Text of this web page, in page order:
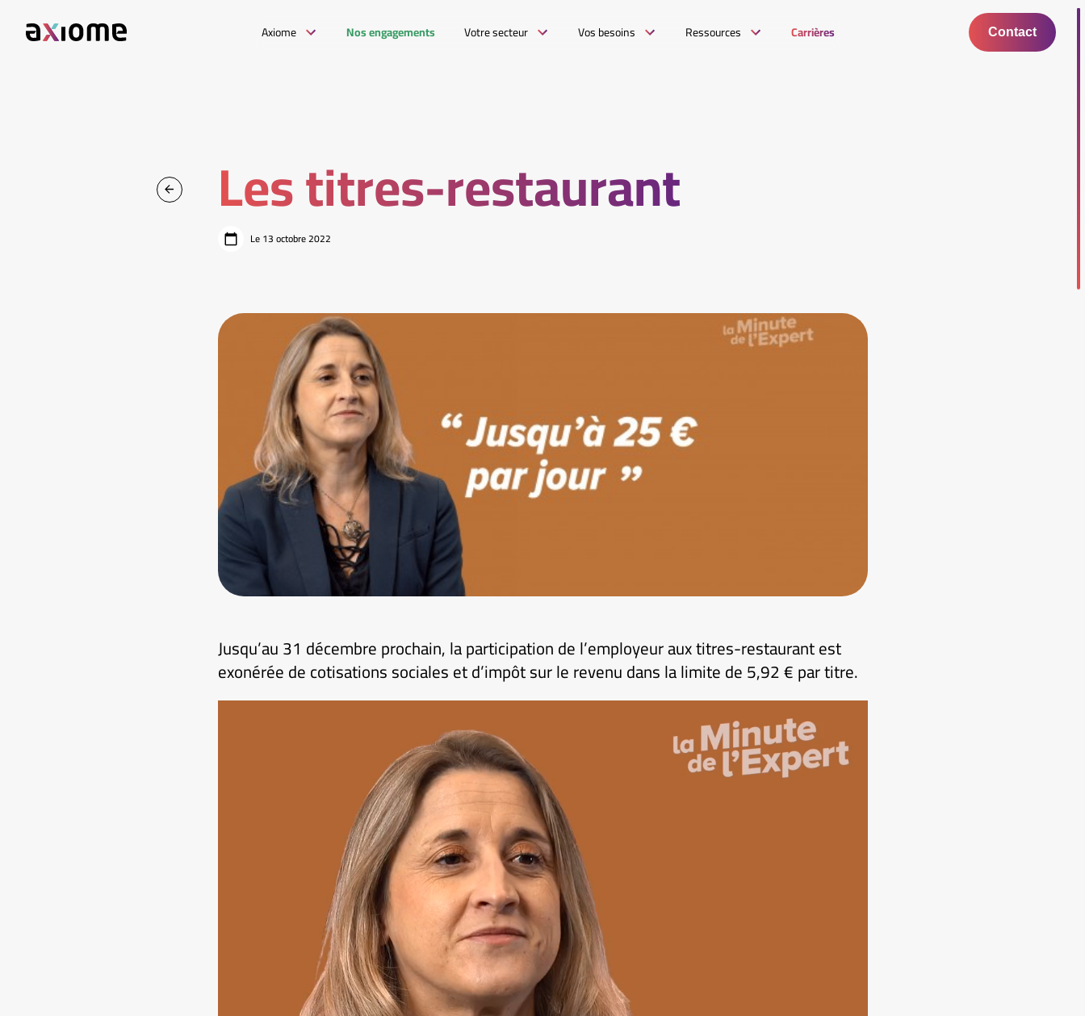
Axiome Nos engagements Votre secteur Vos besoins Ressources Carrières Contact
Les titres-restaurant
Le 13 octobre 2022
Jusqu’au 31 décembre prochain, la participation de l’employeur aux titres-restaurant est
exonérée de cotisations sociales et d’impôt sur le revenu dans la limite de 5,92 € par titre.